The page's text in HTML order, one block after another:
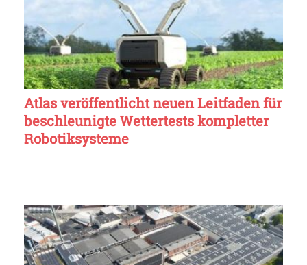
Atlas veröffentlicht neuen Leitfaden für
beschleunigte Wettertests kompletter
Robotiksysteme